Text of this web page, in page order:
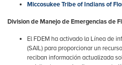
Miccosukee Tribe of Indians of
Division de Manejo de Emergencias de
El FDEM ha activado la Línea de
(SAIL) para proporcionar un
reciban información actualizada